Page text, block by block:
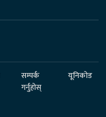
सम्पर्क
गर्नुहोस्
यूनिकोड